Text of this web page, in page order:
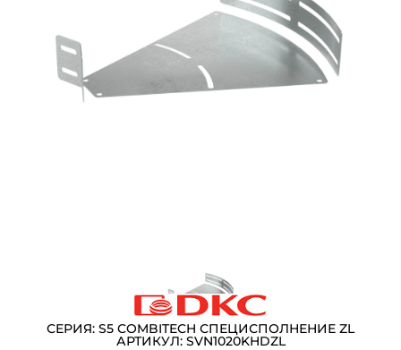
СЕРИЯ: S5 COMBITECH СПЕЦИСПОЛНЕНИЕ ZL
АРТИКУЛ: SVN1020KHDZL